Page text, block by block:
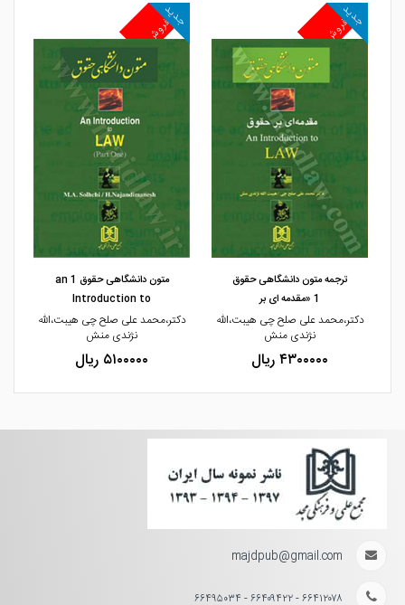
مشاهده و خرید
پرفروش
جدید
مشاهده و خرید
ترجمه متون دانشگاهی حقوق
1 «مقدمه ای بر
دکتر،محمد علی صلح چی هیبت،الله
نژندی منش
۴۳۰۰۰۰۰ ریال
پرفروش
جدید
متون دانشگاهی حقوق 1 an
Introduction to
دکتر،محمد علی صلح چی هیبت،الله
نژندی منش
۵۱۰۰۰۰۰ ریال
majdpub@gmail.com
۶۶۴۱۲۰۷۸ - ۶۶۴۰۹۴۲۲ - ۶۶۴۹۵۰۳۴